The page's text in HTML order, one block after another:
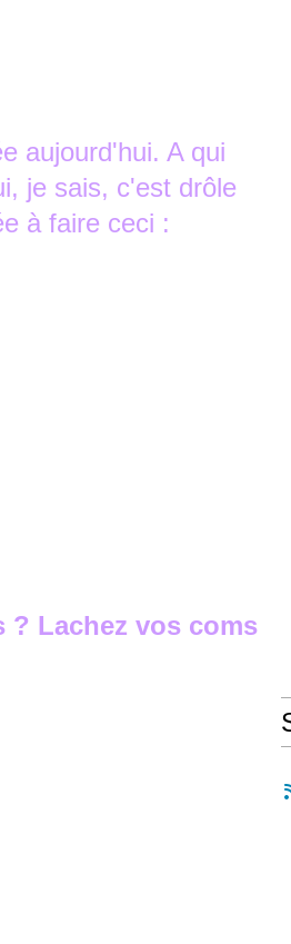
aujourd'hui. A qui
je sais, c'est drôle
à faire ceci :
? Lachez vos coms